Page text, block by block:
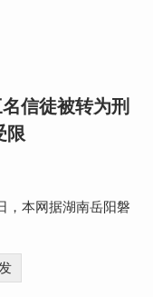
信徒被转为刑
限
，本网据湖南岳阳磐